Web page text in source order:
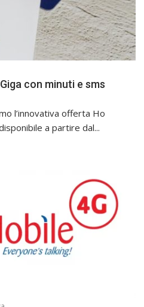
con minuti e sms
l’innovativa offerta Ho
a partire dal...